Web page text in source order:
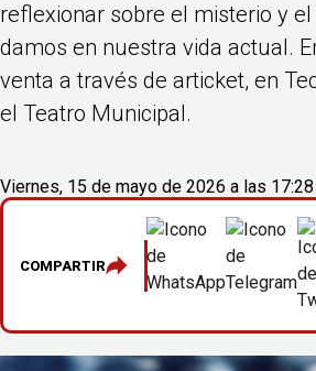
reflexionar sobre el misterio y
damos en nuestra vida actual.
venta a través de articket, en
el Teatro Municipal.
Viernes, 15 de mayo de 2026 a las 17:28
COMPARTIR